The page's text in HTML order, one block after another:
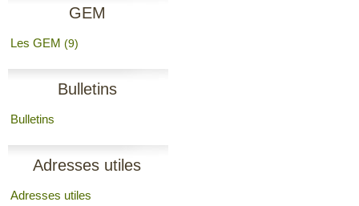
GEM
Les GEM (9)
Bulletins
Bulletins
Adresses utiles
Adresses utiles